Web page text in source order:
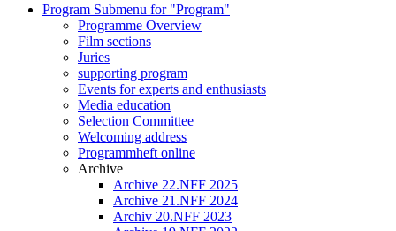
Program Submenu for "Program"
Programme Overview
Film sections
Juries
supporting program
Events for experts and enthusiasts
Media education
Selection Committee
Welcoming address
Programmheft online
Archive
Archive 22.NFF 2025
Archive 21.NFF 2024
Archiv 20.NFF 2023